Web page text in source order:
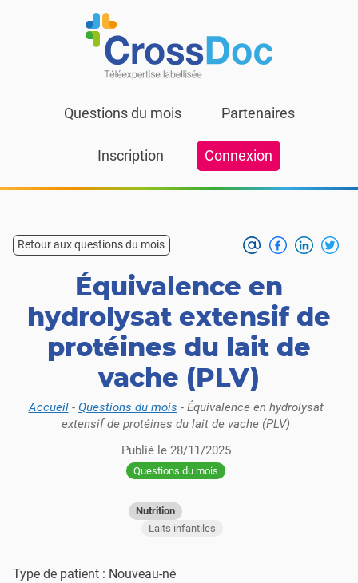
Questions du mois Partenaires
Inscription Connexion
Retour aux questions du mois
Équivalence en
hydrolysat extensif de
protéines du lait de
vache (PLV)
Accueil- Questions du mois - Équivalence en hydrolysat
extensif de protéines du lait de vache (PLV)
Publié le 28/11/2025
Questions du mois
Nutrition
Laits infantiles
Type de patient : Nouveau-né